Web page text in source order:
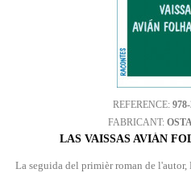
REFERENCE:
FABRICANT:
LAS VAISSAS AVIÁN
La seguida del primièr roman de l'autor,